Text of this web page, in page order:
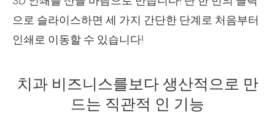
으로 슬라이스하면 세 가지 간단한 단계로 처음부터
인쇄로 이동할 수 있습니다!
치과 비즈니스를보다 생산적으로 만
드는 직관적 인 기능